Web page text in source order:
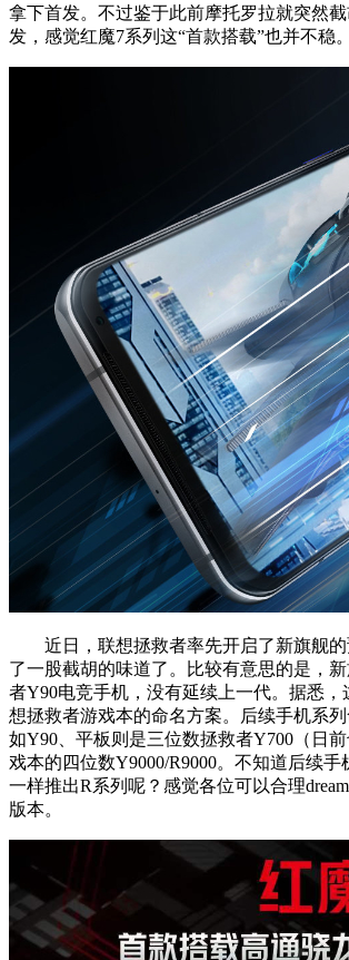
拿下首发。不过鉴于此前摩托罗拉就突然
发，感觉红魔7系列这“首款搭载”也并不稳。
近日，联想拯救者率先开启了新旗舰的
了一股截胡的味道了。比较有意思的是，
者Y90电竞手机，没有延续上一代。据悉，
想拯救者游戏本的命名方案。后续手机系
如Y90、平板则是三位数拯救者Y700（日
戏本的四位数Y9000/R9000。不知道后续
一样推出R系列呢？感觉各位可以合理
版本。